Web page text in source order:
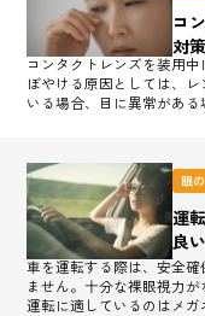
コ
対
コンタクトレンズを装用
ぼやける原因としては、
いる場合、目に異常がある
眼
運
良
車を運転する際は、安全
ません。十分な裸眼視力
運転に適しているのはメガ